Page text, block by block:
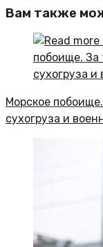
Вам также
Морское
сухогруза и